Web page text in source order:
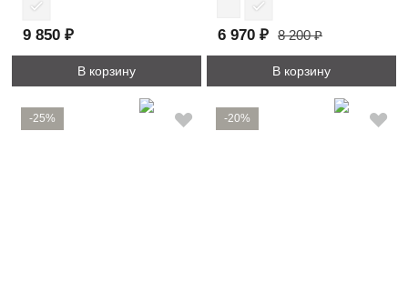
9 850 ₽
В корзину
6 970 ₽ 8 200 ₽
В корзину
-25% -20%